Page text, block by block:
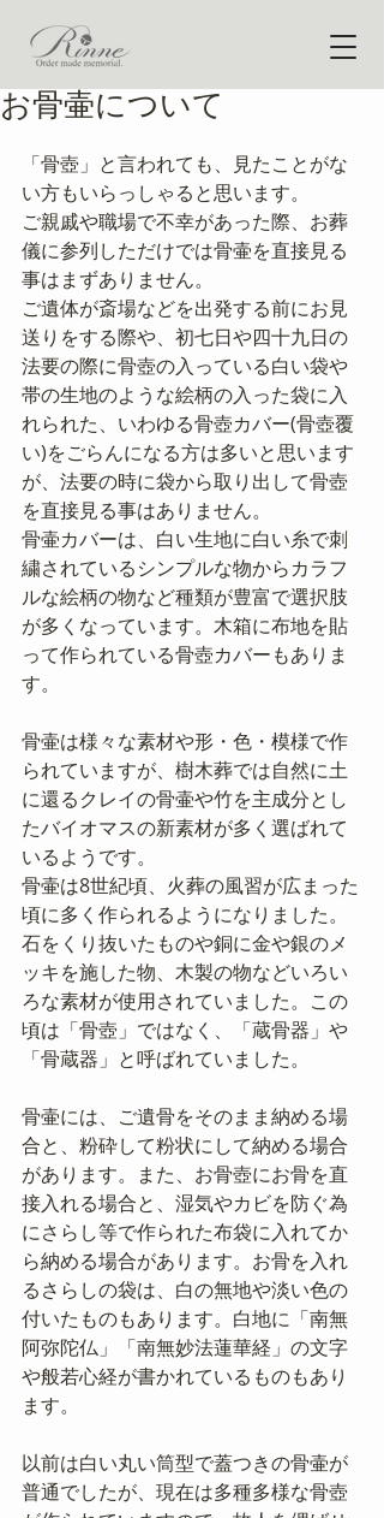
お骨壷について
「骨壺」と言われても、見たことがな
い方もいらっしゃると思います。
ご親戚や職場で不幸があった際、お葬
儀に参列しただけでは骨壷を直接見る
事はまずありません。
ご遺体が斎場などを出発する前にお見
送りをする際や、初七日や四十九日の
法要の際に骨壺の入っている白い袋や
帯の生地のような絵柄の入った袋に入
れられた、いわゆる骨壺カバー(骨壺覆
い)をごらんになる方は多いと思います
が、法要の時に袋から取り出して骨壺
を直接見る事はありません。
骨壷カバーは、白い生地に白い糸で刺
繍されているシンプルな物からカラフ
ルな絵柄の物など種類が豊富で選択肢
が多くなっています。木箱に布地を貼
って作られている骨壺カバーもありま
す。
骨壷は様々な素材や形・色・模様で作
られていますが、樹木葬では自然に土
に還るクレイの骨壷や竹を主成分とし
たバイオマスの新素材が多く選ばれて
いるようです。
骨壷は8世紀頃、火葬の風習が広まった
頃に多く作られるようになりました。
石をくり抜いたものや銅に金や銀のメ
ッキを施した物、木製の物などいろい
ろな素材が使用されていました。この
頃は「骨壺」ではなく、「蔵骨器」や
「骨蔵器」と呼ばれていました。
骨壷には、ご遺骨をそのまま納める場
合と、粉砕して粉状にして納める場合
があります。また、お骨壺にお骨を直
接入れる場合と、湿気やカビを防ぐ為
にさらし等で作られた布袋に入れてか
ら納める場合があります。お骨を入れ
るさらしの袋は、白の無地や淡い色の
付いたものもあります。白地に「南無
阿弥陀仏」「南無妙法蓮華経」の文字
や般若心経が書かれているものもあり
ます。
以前は白い丸い筒型で蓋つきの骨壷が
普通でしたが、現在は多種多様な骨壺